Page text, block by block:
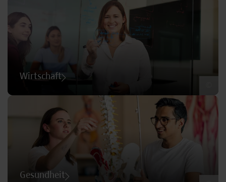
Wirtschaft
Gesundheit